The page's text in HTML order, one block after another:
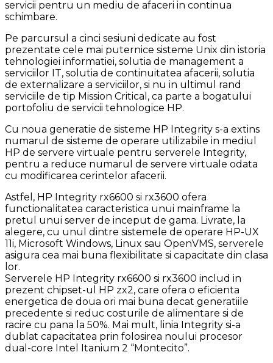
servicii pentru un mediu de afaceri in continua
schimbare.
Pe parcursul a cinci sesiuni dedicate au fost
prezentate cele mai puternice sisteme Unix din istoria
tehnologiei informatiei, solutia de management a
serviciilor IT, solutia de continuitatea afacerii, solutia
de externalizare a serviciilor, si nu in ultimul rand
serviciile de tip Mission Critical, ca parte a bogatului
portofoliu de servicii tehnologice HP.
Cu noua generatie de sisteme HP Integrity s-a extins
numarul de sisteme de operare utilizabile in mediul
HP de servere virtuale pentru serverele Integrity,
pentru a reduce numarul de servere virtuale odata
cu modificarea cerintelor afacerii.
Astfel, HP Integrity rx6600 si rx3600 ofera
functionalitatea caracteristica unui mainframe la
pretul unui server de inceput de gama. Livrate, la
alegere, cu unul dintre sistemele de operare HP-UX
11i, Microsoft Windows, Linux sau OpenVMS, serverele
asigura cea mai buna flexibilitate si capacitate din clasa
lor.
Serverele HP Integrity rx6600 si rx3600 includ in
prezent chipset-ul HP zx2, care ofera o eficienta
energetica de doua ori mai buna decat generatiile
precedente si reduc costurile de alimentare si de
racire cu pana la 50%. Mai mult, linia Integrity si-a
dublat capacitatea prin folosirea noului procesor
dual-core Intel Itanium 2 “Montecito”.